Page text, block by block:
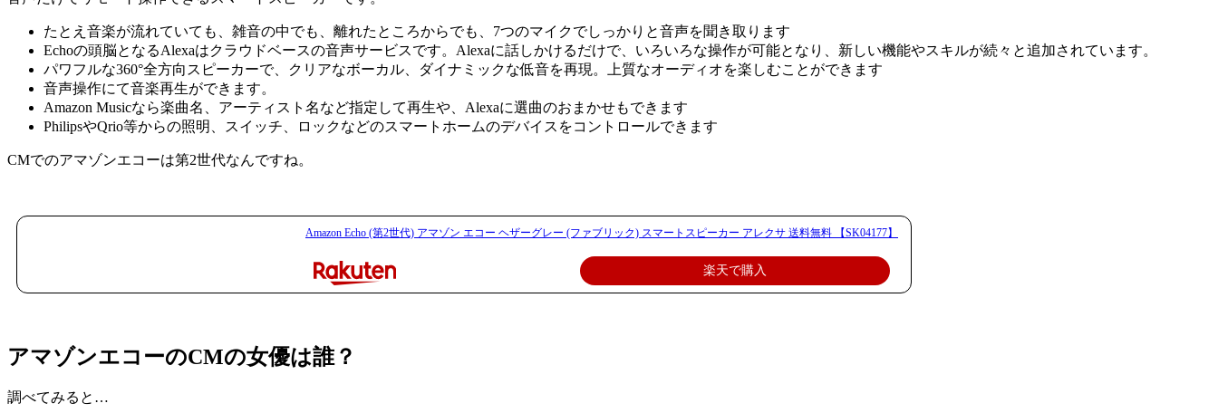
たとえ音楽が流れていても、雑音の中でも、離れたところからでも、7つのマイクでしっかりと音声を聞き取ります
Echoの頭脳となるAlexaはクラウドベースの音声サービスです。Alexaに話しかけるだけで、いろいろな操作が可能となり、新しい機能やスキルが続々と追加されています。
パワフルな360°全方向スピーカーで、クリアなボーカル、ダイナミックな低音を再現。上質なオーディオを楽しむことができます
音声操作にて音楽再生ができます。
Amazon Musicなら楽曲名、アーティスト名など指定して再生や、Alexaに選曲のおまかせもできます
PhilipsやQrio等からの照明、スイッチ、ロックなどのスマートホームのデバイスをコントロールできます
CMでのアマゾンエコーは第2世代なんですね。
Amazon Echo (第2世代) アマゾン エコー ヘザーグレー (ファブリック) スマートスピーカー アレクサ 送料無料 【SK04177】
楽天で購入
アマゾンエコーのCMの女優は誰？
調べてみると…